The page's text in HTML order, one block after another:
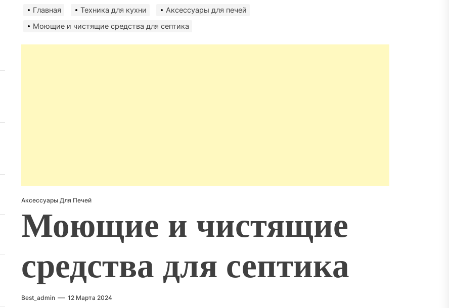
безопасности объектов
Главная Техника для кухни
Аксессуары для печей
Моющие и чистящие средства для септика
Аксессуары Для Печей
Моющие и чистящие
средства для септика
Best_admin 12 Марта 2024